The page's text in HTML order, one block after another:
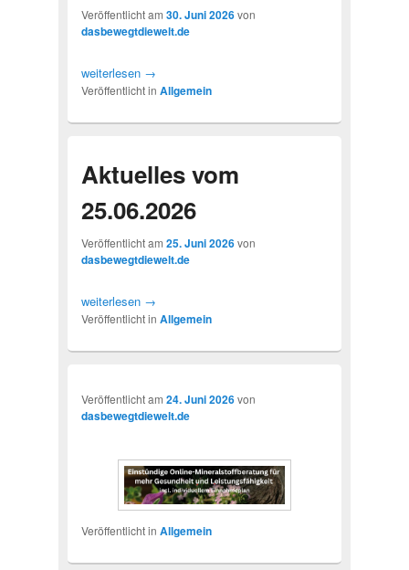
Veröffentlicht am 30. Juni 2026von
dasbewegtdiewelt.de
weiterlesen →
Veröffentlicht in Allgemein
Aktuelles vom
25.06.2026
Veröffentlicht am 25. Juni 2026von
dasbewegtdiewelt.de
weiterlesen →
Veröffentlicht in Allgemein
Veröffentlicht am 24. Juni 2026von
dasbewegtdiewelt.de
Veröffentlicht in Allgemein